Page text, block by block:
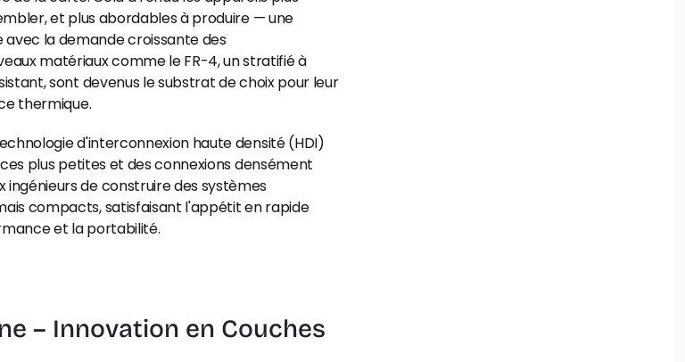
et plus abordables à produire — une
la demande croissante des
matériaux comme le FR-4, un stratifié à
sont devenus le substrat de choix pour leur
thermique.
d'interconnexion haute densité (HDI)
plus petites et des connexions densément
de construire des systèmes
compacts, satisfaisant l'appétit en rapide
et la portabilité.
– Innovation en Couches